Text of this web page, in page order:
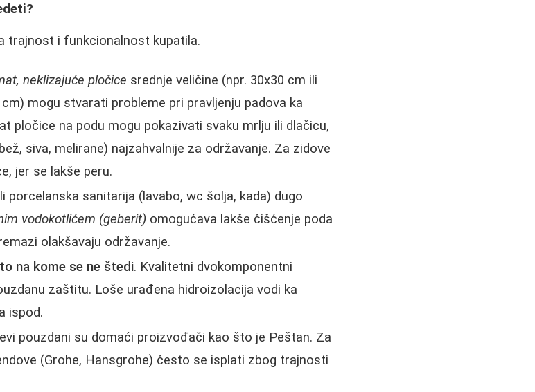
trajnost i funkcionalnost kupatila.
neklizajuće pločice srednje veličine (npr. 30x30 cm ili
mogu stvarati probleme pri pravljenju padova ka
pločice na podu mogu pokazivati svaku mrlju ili dlačicu,
siva, melirane) najzahvalnije za održavanje. Za zidove
jer se lakše peru.
porcelanska sanitarija (lavabo, wc šolja, kada) dugo
vodokotlićem (geberit) omogućava lakše čišćenje poda
olakšavaju održavanje.
na kome se ne štedi. Kvalitetni dvokomponentni
zaštitu. Loše urađena hidroizolacija vodi ka
ispod.
pouzdani su domaći proizvođači kao što je Peštan. Za
(Grohe, Hansgrohe) često se isplati zbog trajnosti